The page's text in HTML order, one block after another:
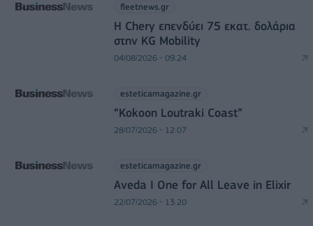
fleetnews.gr
Η Chery επενδύει 75 εκατ. δολάρια
στην KG Mobility
04/08/2026 - 09:24
esteticamagazine.gr
“Kokoon Loutraki Coast”
28/07/2026 - 12:07
esteticamagazine.gr
Aveda I One for All Leave in Elixir
22/07/2026 - 13:20